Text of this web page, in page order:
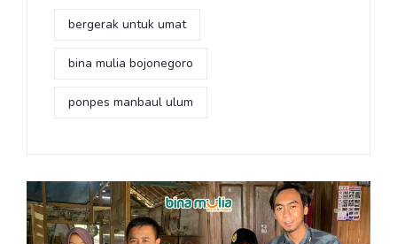
bergerak untuk umat
bina mulia bojonegoro
ponpes manbaul ulum